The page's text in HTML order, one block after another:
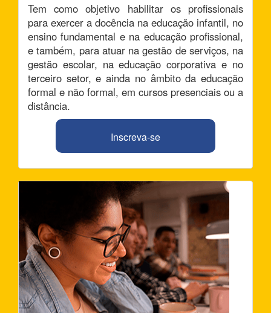
Tem como objetivo habilitar os profissionais
para exercer a docência na educação infantil, no
ensino fundamental e na educação profissional,
e também, para atuar na gestão de serviços, na
gestão escolar, na educação corporativa e no
terceiro setor, e ainda no âmbito da educação
formal e não formal, em cursos presenciais ou a
distância.
Inscreva-se